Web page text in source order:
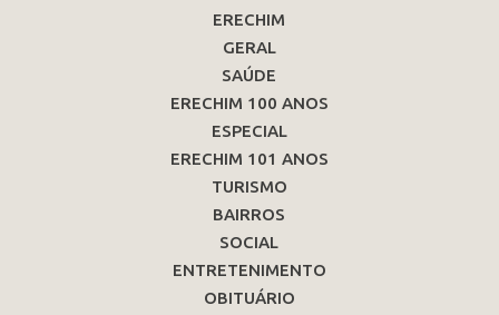
ERECHIM
GERAL
SAÚDE
ERECHIM 100 ANOS
ESPECIAL
ERECHIM 101 ANOS
TURISMO
BAIRROS
SOCIAL
ENTRETENIMENTO
OBITUÁRIO